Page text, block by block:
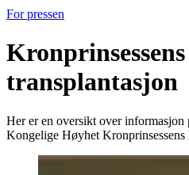
For pressen
Kronprinsessens
transplantasjon
Her er en oversikt over
Kongelige Høyhet Kronprinsessens